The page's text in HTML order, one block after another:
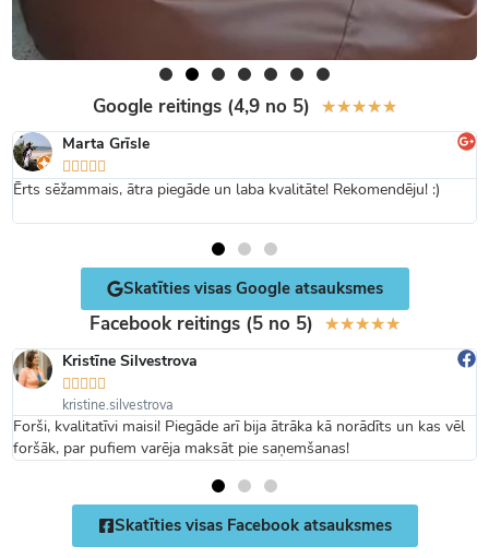
Google reitings (4,9 no 5) ★★★★★
Marta Grīsle
    
Ērts sēžammais, ātra piegāde un laba kvalitāte! Rekomendēju! :)
Skatīties visas Google atsauksmes
Facebook reitings (5 no 5) ★★★★★
Kristīne Silvestrova
    
kristine.silvestrova
Forši, kvalitatīvi maisi! Piegāde arī bija ātrāka kā norādīts un kas vēl
foršāk, par pufiem varēja maksāt pie saņemšanas!
Skatīties visas Facebook atsauksmes